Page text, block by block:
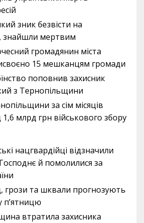
зник безвісти на
знайшли мертвим
громадянин міста
15 мешканцям громади
поповнив захисник
з Тернопільщини
за сім місяців
млрд грн військового збору
нацгвардійці відзначили
й помолилися за
грози та шквали прогнозують
п’ятницю
втратила захисника